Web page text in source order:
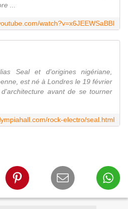
...
watch?v=x6JEEWSaBBI
Seal et d'origines nigériane,
est né à Londres le 19 février
avant de se tourner
rock-electro/seal.html